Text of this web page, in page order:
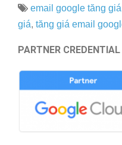
email google tăng giá
giá, tăng giá email
PARTNER CREDENTIAL